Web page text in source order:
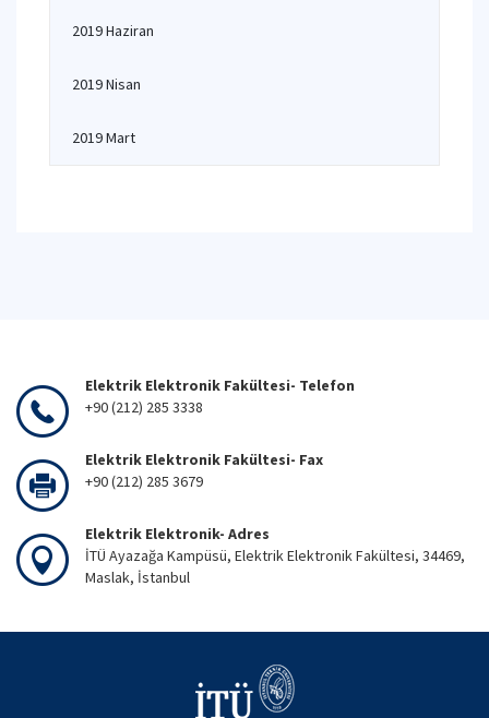
2019 Haziran
2019 Nisan
2019 Mart
Elektrik Elektronik Fakültesi- Telefon
+90 (212) 285 3338
Elektrik Elektronik Fakültesi- Fax
+90 (212) 285 3679
Elektrik Elektronik- Adres
İTÜ Ayazağa Kampüsü, Elektrik Elektronik Fakültesi, 34469,
Maslak, İstanbul